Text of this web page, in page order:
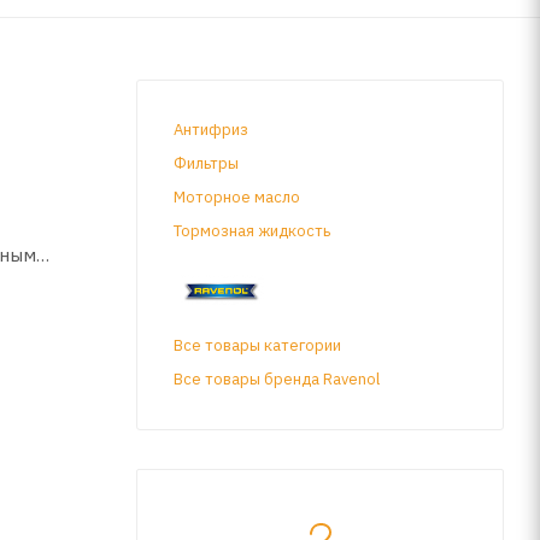
Антифриз
Фильтры
Моторное масло
Тормозная жидкость
Все товары категории
Все товары бренда Ravenol